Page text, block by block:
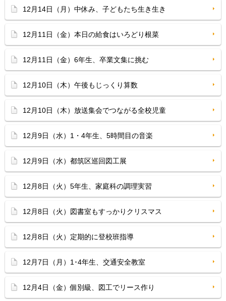
12月14日（月）中休み、子どもたち生き生き
12月11日（金）本日の給食はいろどり根菜
12月11日（金）6年生、卒業文集に挑む
12月10日（木）午後もじっくり算数
12月10日（木）放送集会でつながる全校児童
12月9日（水）1・4年生、5時間目の音楽
12月9日（水）都筑区巡回図工展
12月8日（火）5年生、家庭科の調理実習
12月8日（火）図書室もすっかりクリスマス
12月8日（火）定期的に登校班指導
12月7日（月）1･4年生、交通安全教室
12月4日（金）個別級、図工でリース作り